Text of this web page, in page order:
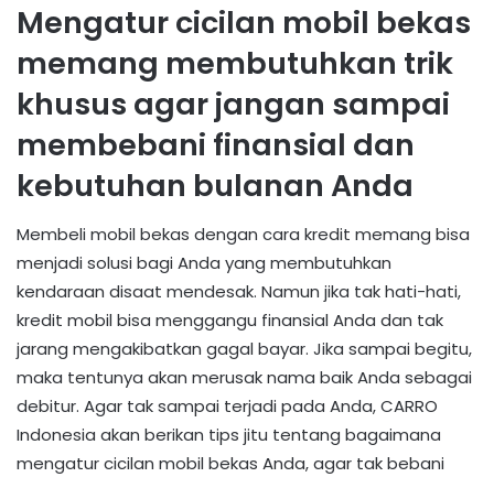
Mengatur cicilan mobil bekas
memang membutuhkan trik
khusus agar jangan sampai
membebani finansial dan
kebutuhan bulanan Anda
Membeli mobil bekas dengan cara kredit memang bisa
menjadi solusi bagi Anda yang membutuhkan
kendaraan disaat mendesak. Namun jika tak hati-hati,
kredit mobil bisa menggangu finansial Anda dan tak
jarang mengakibatkan gagal bayar. Jika sampai begitu,
maka tentunya akan merusak nama baik Anda sebagai
debitur. Agar tak sampai terjadi pada Anda, CARRO
Indonesia akan berikan tips jitu tentang bagaimana
mengatur cicilan mobil bekas Anda, agar tak bebani